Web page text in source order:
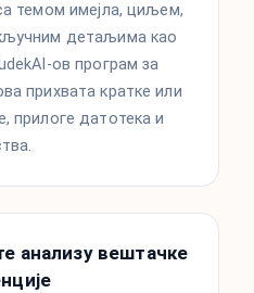
темом имејла, циљем,
детаљима као
ов програм за
прихвата кратке или
прилоге датотека и
анализу вештачке